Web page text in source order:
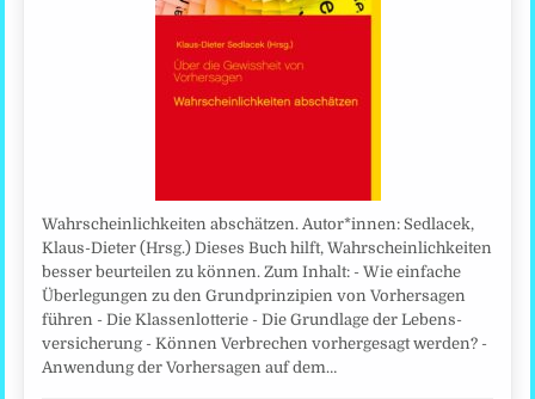
Wahrscheinlichkeiten abschätzen. Autor*innen: Sedlacek,
Klaus-Dieter (Hrsg.) Dieses Buch hilft, Wahrscheinlichkeiten
besser beurteilen zu können. Zum Inhalt: - Wie einfache
Überlegungen zu den Grundprinzipien von Vorhersagen
führen - Die Klassenlotterie - Die Grundlage der Lebens­
versicherung - Können Verbrechen vorhergesagt werden? -
Anwendung der Vorhersagen auf dem…